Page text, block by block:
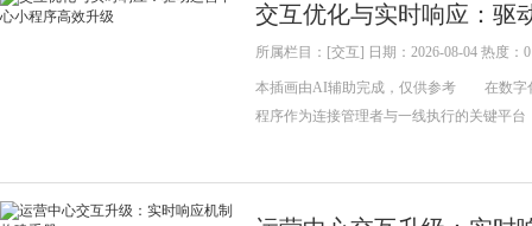
交互优化与实时响应：驱
所属栏目：[交互] 日期：2026-08-04 热度：0
本插画由AI辅助完成，仅供参考 在数字
程序作为连接管理者与一线执行的关键平